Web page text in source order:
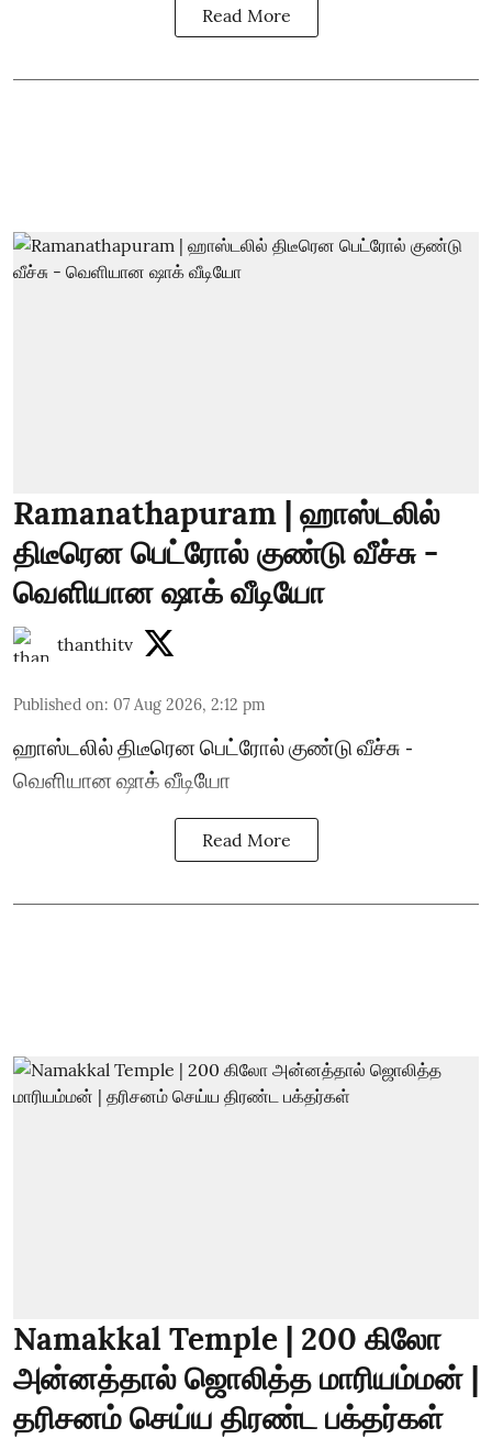
Read More
Ramanathapuram | ஹாஸ்டலில்
திடீரென பெட்ரோல் குண்டு வீச்சு -
வெளியான ஷாக் வீடியோ
thanthitv
Published on: 07 Aug 2026, 2:12 pm
ஹாஸ்டலில் திடீரென பெட்ரோல் குண்டு வீச்சு -
வெளியான ஷாக் வீடியோ
Read More
Namakkal Temple | 200 கிலோ
அன்னத்தால் ஜொலித்த மாரியம்மன் |
தரிசனம் செய்ய திரண்ட பக்தர்கள்